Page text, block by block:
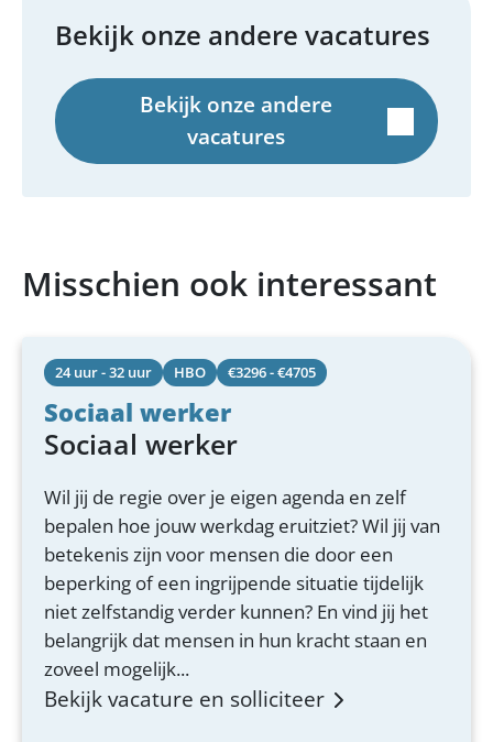
Bekijk onze andere vacatures
Bekijk onze andere
vacatures
Misschien ook interessant
24 uur - 32 uur HBO €3296 - €4705
Sociaal werker
Sociaal werker
Wil jij de regie over je eigen agenda en zelf
bepalen hoe jouw werkdag eruitziet? Wil jij van
betekenis zijn voor mensen die door een
beperking of een ingrijpende situatie tijdelijk
niet zelfstandig verder kunnen? En vind jij het
belangrijk dat mensen in hun kracht staan en
zoveel mogelijk...
Bekijk vacature en solliciteer